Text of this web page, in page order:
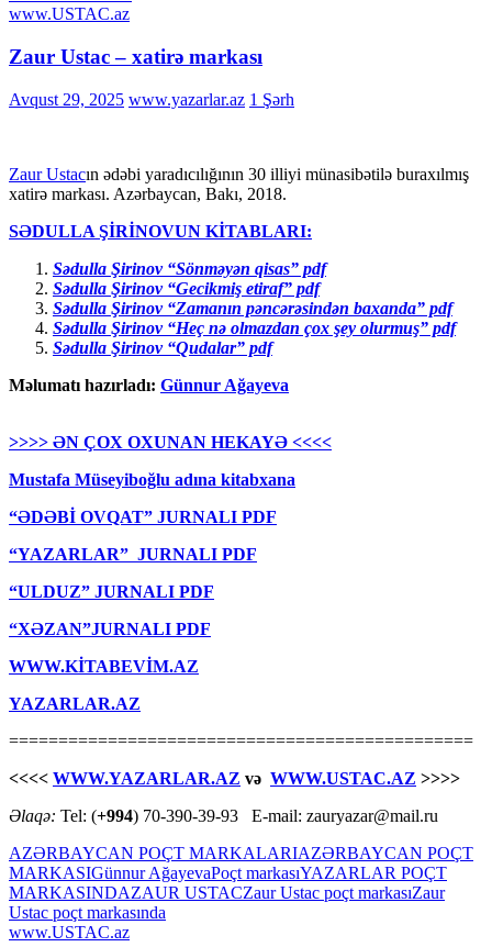
www.USTAC.az
Zaur Ustac – xatirə markası
Avqust 29, 2025 www.yazarlar.az 1 Şərh
Zaur Ustacın ədəbi yaradıcılığının 30 illiyi münasibətilə buraxılmış
xatirə markası. Azərbaycan, Bakı, 2018.
SƏDULLA ŞİRİNOVUN KİTABLARI:
Sədulla Şirinov “Sönməyən qisas” pdf
Sədulla Şirinov “Gecikmiş etiraf” pdf
Sədulla Şirinov “Zamanın pəncərəsindən baxanda” pdf
Sədulla Şirinov “Heç nə olmazdan çox şey olurmuş” pdf
Sədulla Şirinov “Qudalar” pdf
Məlumatı hazırladı: Günnur Ağayeva
>>>> ƏN ÇOX OXUNAN HEKAYƏ <<<<
Mustafa Müseyiboğlu adına kitabxana
“ƏDƏBİ OVQAT” JURNALI PDF
“YAZARLAR” JURNALI PDF
“ULDUZ” JURNALI PDF
“XƏZAN”JURNALI PDF
WWW.KİTABEVİM.AZ
YAZARLAR.AZ
===============================================
<<<< WWW.YAZARLAR.AZ və WWW.USTAC.AZ >>>>
Əlaqə: Tel: (+994) 70-390-39-93 E-mail: zauryazar@mail.ru
AZƏRBAYCAN POÇT MARKALARIAZƏRBAYCAN POÇT
MARKASIGünnur AğayevaPoçt markasıYAZARLAR POÇT
MARKASINDAZAUR USTACZaur Ustac poçt markasıZaur
Ustac poçt markasında
www.USTAC.az